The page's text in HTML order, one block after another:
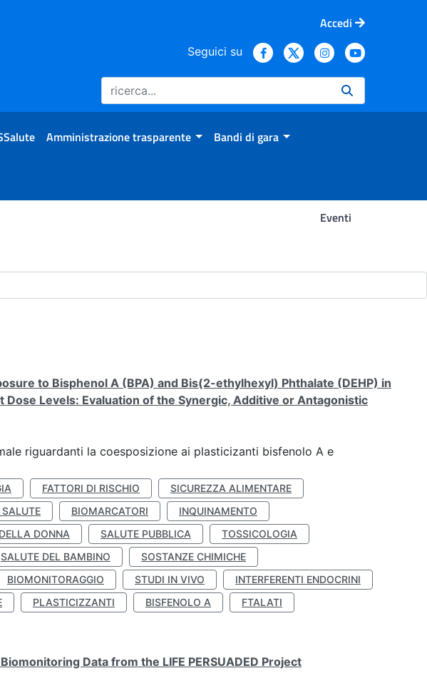
Accedi
Seguici su
Amministrazione trasparente Bandi di gara
Eventi
to Bisphenol A (BPA) and Bis(2-ethylhexyl) Phthalate (DEHP) in
Dose Levels: Evaluation of the Synergic, Additive or Antagonistic
riguardanti la coesposizione ai plasticizanti bisfenolo A e
FATTORI DI RISCHIO
SICUREZZA ALIMENTARE
BIOMARCATORI
INQUINAMENTO
DONNA SALUTE PUBBLICA
TOSSICOLOGIA
SALUTE DEL BAMBINO
SOSTANZE CHIMICHE
BIOMONITORAGGIO STUDI IN VIVO
INTERFERENTI ENDOCRINI
PLASTICIZZANTI BISFENOLO A
FTALATI
Data from the LIFE PERSUADED Project